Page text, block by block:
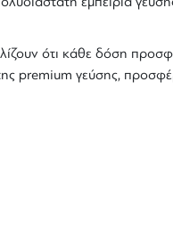
ότι κάθε δόση
premium γεύσης,